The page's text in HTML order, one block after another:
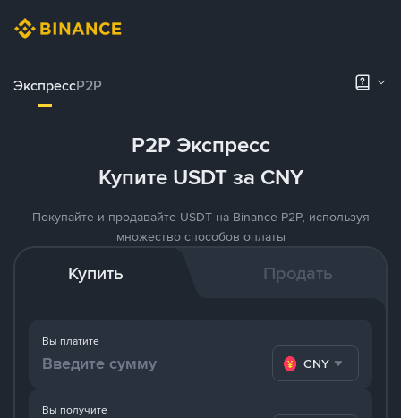
ЭкспрессP2P
P2P Экспресс
Купите USDT за CNY
Покупайте и продавайте USDT на Binance P2P, используя
множество способов оплаты
Купить Продать
Вы платите
CNY
Вы получите